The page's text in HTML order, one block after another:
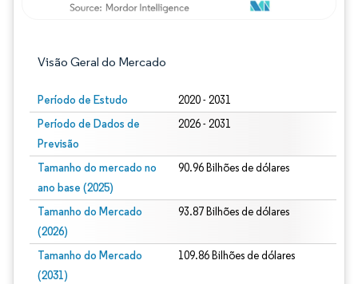
Visão Geral do Mercado
Período de Estudo 2020 - 2031
Período de Dados de
Previsão
2026 - 2031
Tamanho do mercado no
ano base (2025)
90.96 Bilhões de dólares
Tamanho do Mercado
(2026)
93.87 Bilhões de dólares
Tamanho do Mercado
(2031)
109.86 Bilhões de dólares